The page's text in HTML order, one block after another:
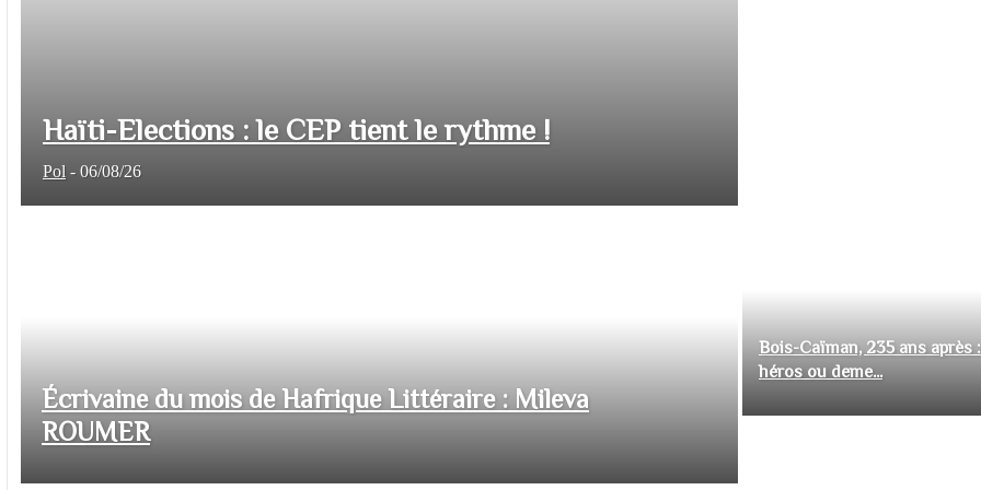
Haïti-Elections : le CEP tient le rythme !
Pol - 06/08/26
Écrivaine du mois de Hafrique Littéraire : Mileva
ROUMER
Bois-Caïman, 235 ans après
héros ou deme...